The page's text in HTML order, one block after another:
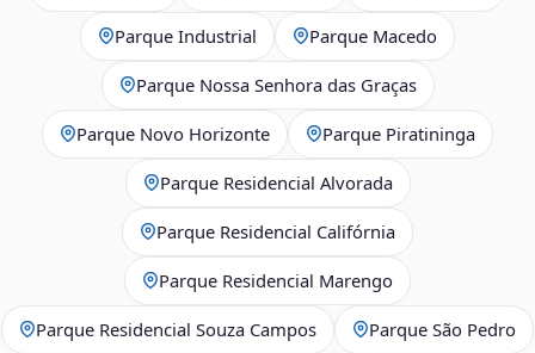
Parque Industrial Parque Macedo
Parque Nossa Senhora das Graças
Parque Novo Horizonte Parque Piratininga
Parque Residencial Alvorada
Parque Residencial Califórnia
Parque Residencial Marengo
Parque Residencial Souza Campos Parque São Pedro